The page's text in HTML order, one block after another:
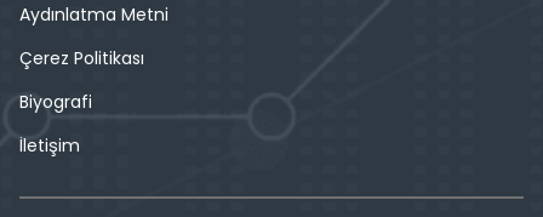
Aydınlatma Metni
Çerez Politikası
Biyografi
İletişim